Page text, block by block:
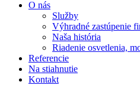
O nás
Služby
Výhradné zastúpenie
Naša história
Riadenie osvetlenia,
Referencie
Na stiahnutie
Kontakt